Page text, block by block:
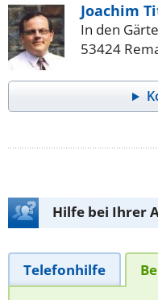
Joachim
In den
53424
Hilfe bei Ihrer
Telefonhilfe